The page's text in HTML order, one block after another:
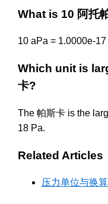
What is 10 阿托
10 aPa = 1.0000e-17
Which unit is
卡?
The 帕斯卡 is the
18 Pa.
Related Articles
压力单位与换